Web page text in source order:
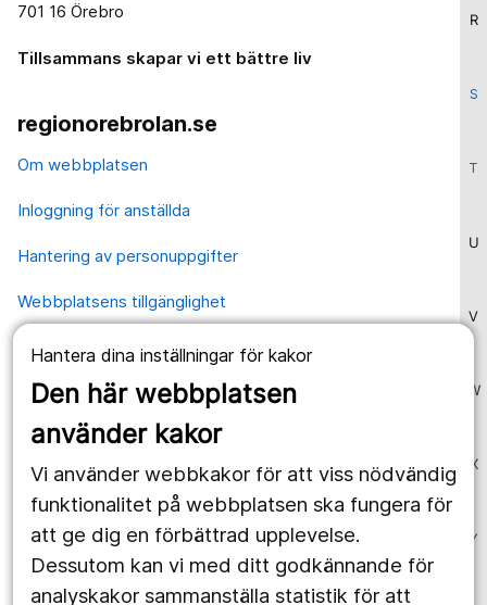
Hantera dina inställningar för kakor
Den här webbplatsen
använder kakor
Vi använder webbkakor för att viss nödvändig
funktionalitet på webbplatsen ska fungera för
att ge dig en förbättrad upplevelse.
Dessutom kan vi med ditt godkännande för
analyskakor sammanställa statistik för att
R
S
T
U
V
W
X
Y
701 16 Örebro
Tillsammans skapar vi ett bättre liv
regionorebrolan.se
Om webbplatsen
Inloggning för anställda
Hantering av personuppgifter
Webbplatsens tillgänglighet
Våra webbplatser
1177.se
Region Örebro län
Följ oss